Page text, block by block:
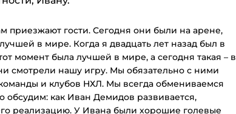
приезжают гости. Сегодня они были на арене,
в мире. Когда я двадцать лет назад был в
момент была лучшей в мире, а сегодня такая – в
смотрели нашу игру. Мы обязательно с ними
и клубов НХЛ. Мы всегда обмениваемся
обсудим: как Иван Демидов развивается,
реализацию. У Ивана были хорошие голевые